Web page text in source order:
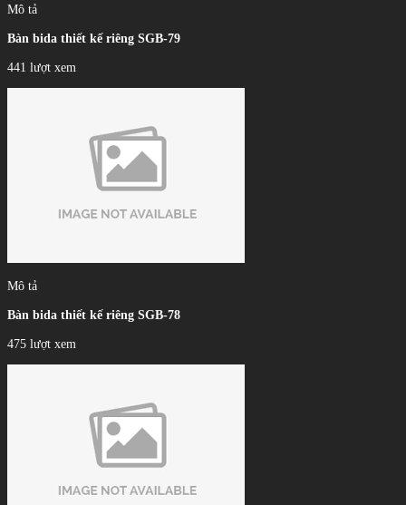
Mô tả
Bàn bida thiết kế riêng SGB-79
441 lượt xem
Mô tả
Bàn bida thiết kế riêng SGB-78
475 lượt xem